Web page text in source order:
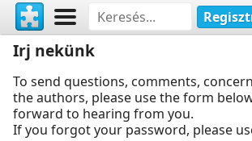
Irj nekünk
To send questions, comments,
the authors, please use the form
forward to hearing from you.
If you forgot your password, please